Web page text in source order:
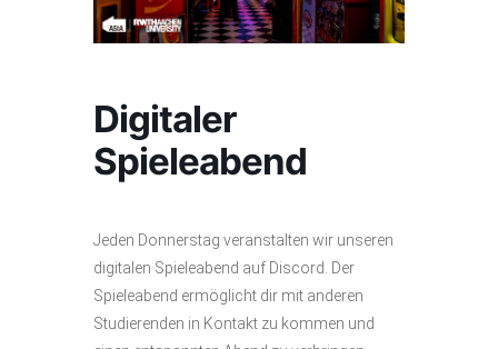
Digitaler
Spieleabend
Jeden Donnerstag veranstalten wir unseren
digitalen Spieleabend auf Discord. Der
Spieleabend ermöglicht dir mit anderen
Studierenden in Kontakt zu kommen und